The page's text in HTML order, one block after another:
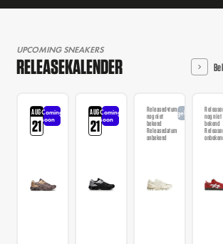
UPCOMING SNEAKERS
RELEASEKALENDER
AUG
21
Coming
soon
AUG
21
Coming
soon
Releasedatum
nog niet
bekend
Releasedatum
onbekend
Aangekondigdnog niet
bekend